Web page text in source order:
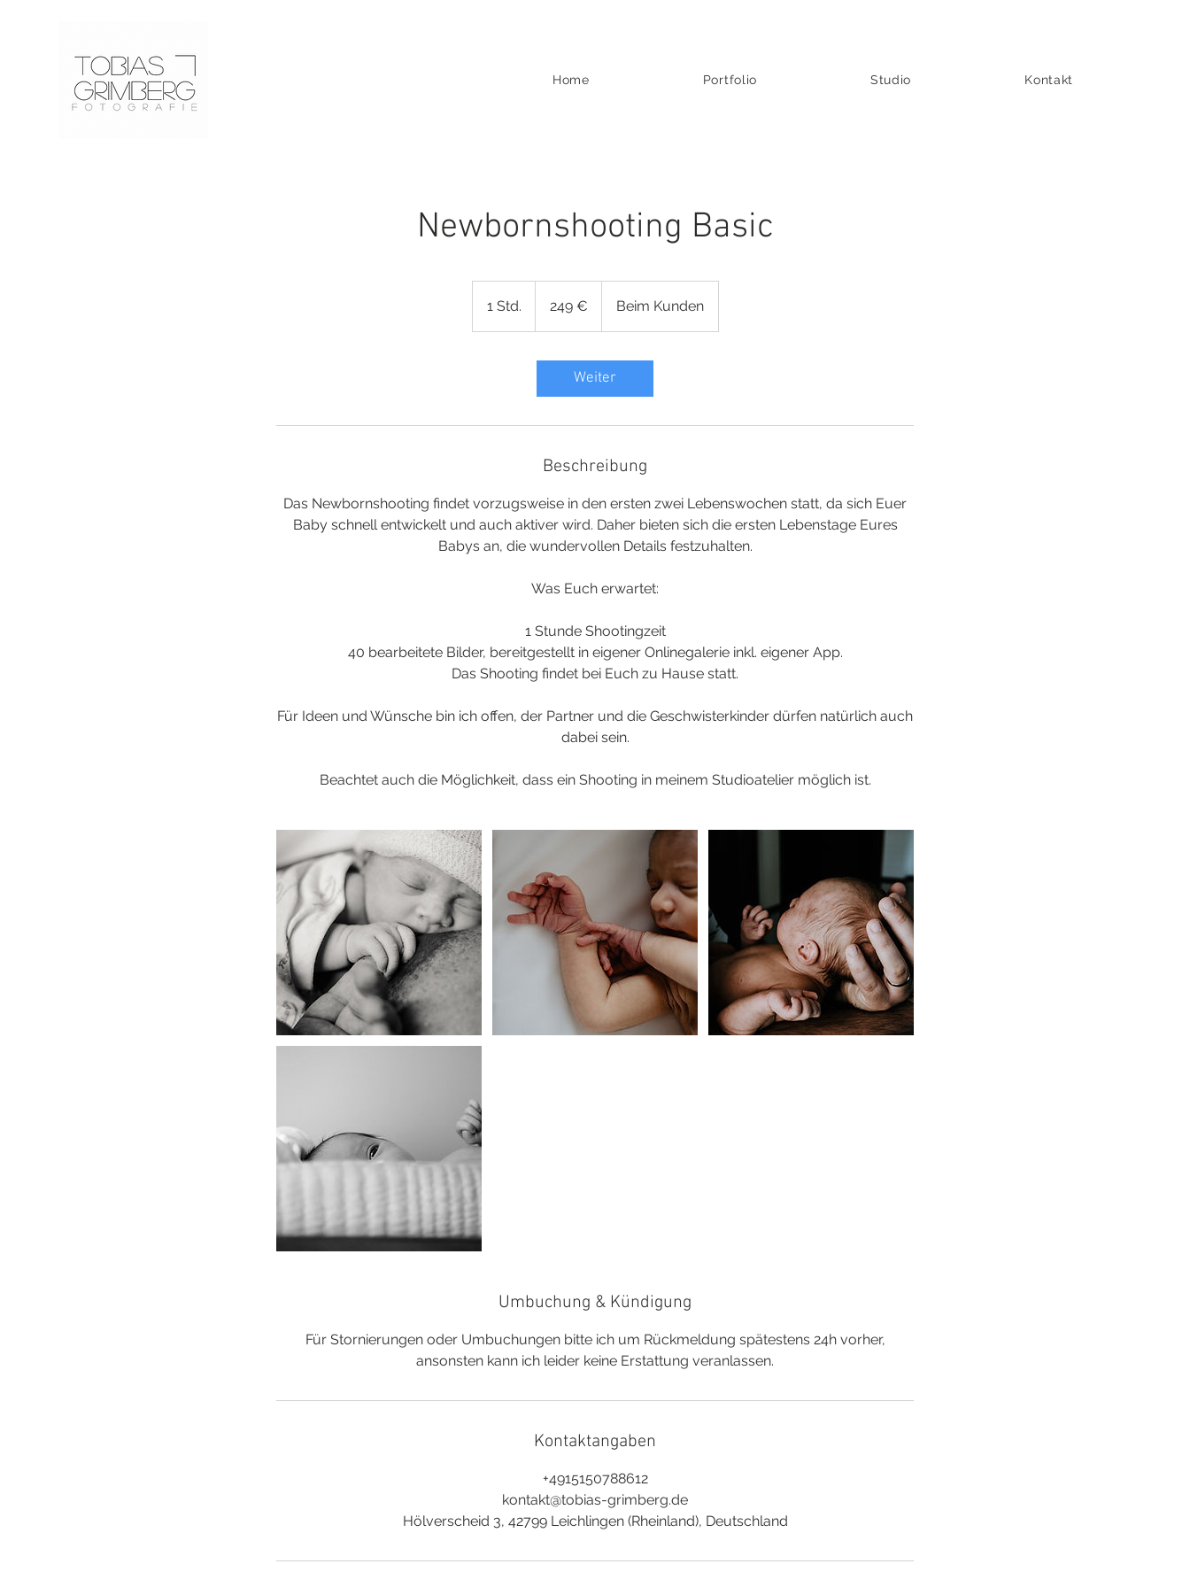
Home Portfolio Studio Kontakt
Newbornshooting Basic
1 Std.
S
249 € Beim Kunden
Weiter
Beschreibung
Das Newbornshooting findet vorzugsweise in den ersten zwei Lebenswochen statt, da sich Euer
Baby schnell entwickelt und auch aktiver wird. Daher bieten sich die ersten Lebenstage Eures
Babys an, die wundervollen Details festzuhalten.
Was Euch erwartet:
1 Stunde Shootingzeit
40 bearbeitete Bilder, bereitgestellt in eigener Onlinegalerie inkl. eigener App.
Das Shooting findet bei Euch zu Hause statt.
Für Ideen und Wünsche bin ich offen, der Partner und die Geschwisterkinder dürfen natürlich auch
dabei sein.
Beachtet auch die Möglichkeit, dass ein Shooting in meinem Studioatelier möglich ist.
Umbuchung & Kündigung
Für Stornierungen oder Umbuchungen bitte ich um Rückmeldung spätestens 24h vorher,
ansonsten kann ich leider keine Erstattung veranlassen.
Kontaktangaben
+4915150788612
kontakt@tobias-grimberg.de
Hölverscheid 3, 42799 Leichlingen (Rheinland), Deutschland